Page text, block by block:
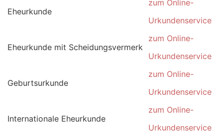
Eheurkunde
zum Online-
Urkundenservice
Eheurkunde mit Scheidungsvermerk
zum Online-
Urkundenservice
Geburtsurkunde
zum Online-
Urkundenservice
Internationale Eheurkunde
zum Online-
Urkundenservice